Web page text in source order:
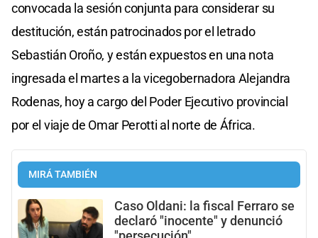
convocada la sesión conjunta para considerar su
destitución, están patrocinados por el letrado
Sebastián Oroño, y están expuestos en una nota
ingresada el martes a la vicegobernadora Alejandra
Rodenas, hoy a cargo del Poder Ejecutivo provincial
por el viaje de Omar Perotti al norte de África.
MIRÁ TAMBIÉN
Caso Oldani: la fiscal Ferraro se
declaró "inocente" y denunció